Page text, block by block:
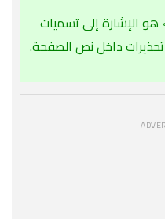
هو الإشارة إلى تسميات
داخل نص الصفحة.